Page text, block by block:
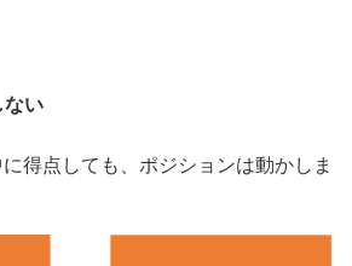
い
得点しても、ポジションは動かしま